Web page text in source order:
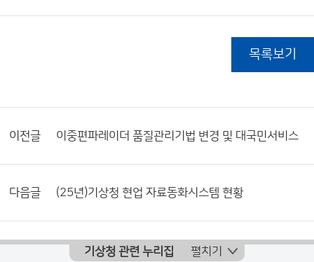
목록보기
이전글 이중편파레이더 품질관리기법 변경 및 대국민서비스
다음글 (25년)기상청 현업 자료동화시스템 현황
기상청 관련 누리집 펼치기